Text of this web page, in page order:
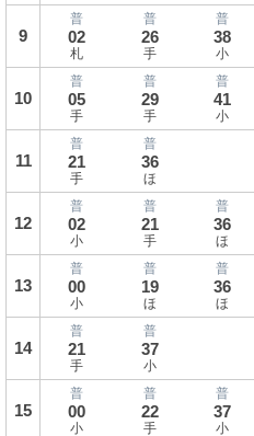
9
普
02
札
普
26
手
普
38
小
10
普
05
手
普
29
手
普
41
小
11
普
21
手
普
36
ほ
12
普
02
小
普
21
手
普
36
ほ
13
普
00
小
普
19
ほ
普
36
ほ
14
普
21
手
普
37
小
15
普
00
小
普
22
手
普
37
小